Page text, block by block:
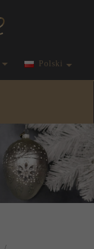
currency_hPolski